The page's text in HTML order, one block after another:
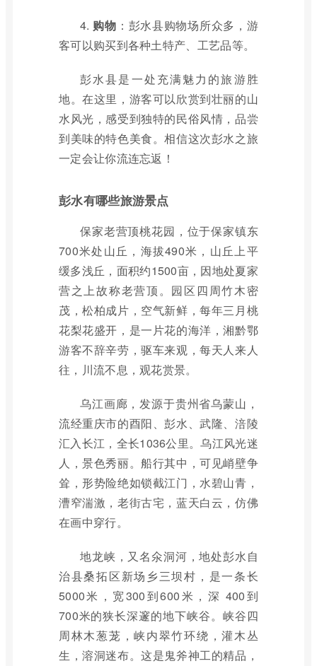
4. 购物 ：彭水县购物场所众多，游
客可以购买到各种土特产、工艺品等。
彭水县是一处充满魅力的旅游胜
地。在这里，游客可以欣赏到壮丽的山
水风光，感受到独特的民俗风情，品尝
到美味的特色美食。相信这次彭水之旅
一定会让你流连忘返！
彭水有哪些旅游景点
保家老营顶桃花园，位于保家镇东
700米处山丘，海拔490米，山丘上平
缓多浅丘，面积约1500亩，因地处夏家
营之上故称老营顶。园区四周竹木密
茂，松柏成片，空气新鲜，每年三月桃
花梨花盛开，是一片花的海洋，湘黔鄂
游客不辞辛劳，驱车来观，每天人来人
往，川流不息，观花赏景。
乌江画廊，发源于贵州省乌蒙山，
流经重庆市的酉阳、彭水、武隆、涪陵
汇入长江，全长1036公里。乌江风光迷
人，景色秀丽。船行其中，可见峭壁争
耸，形势险绝如锁截江门，水碧山青，
漕窄湍激，老街古宅，蓝天白云，仿佛
在画中穿行。
地龙峡，又名氽洞河，地处彭水自
治县桑拓区新场乡三坝村，是一条长
5000米，宽300到600米，深 400到
700米的狭长深邃的地下峡谷。峡谷四
周林木葱茏，峡内翠竹环绕，灌木丛
生，溶洞迷布。这是鬼斧神工的精品，